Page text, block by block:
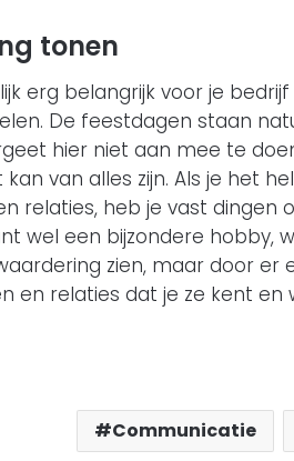
tonen
erg belangrijk voor je
De feestdagen staan
hier niet aan mee te
van alles zijn. Als je het
relaties, heb je vast dingen
wel een bijzondere hobby,
zien, maar door
en relaties dat je ze kent en
Communicatie